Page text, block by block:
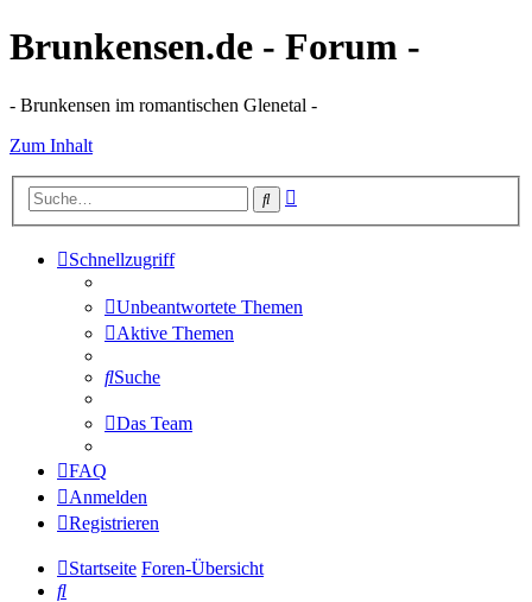
Brunkensen.de - Forum -
- Brunkensen im romantischen Glenetal -
Zum Inhalt
Suche
Schnellzugriff
Unbeantwortete Themen
Aktive Themen
Suche
Das Team
FAQ
Anmelden
Registrieren
Startseite Foren-Übersicht
Suche